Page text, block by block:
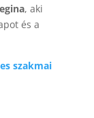
, aki
és a
szakmai